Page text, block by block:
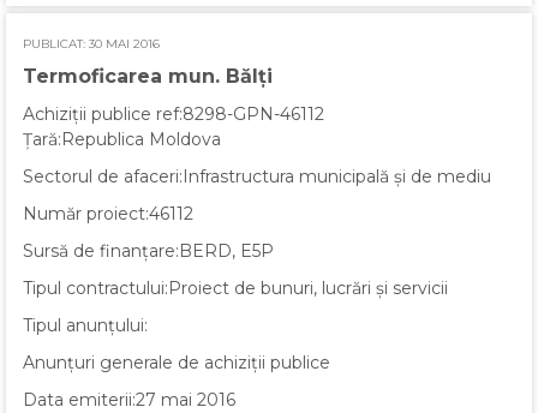
Termoficarea mun. Bălţi
PUBLICAT: 30 MAI 2016
Achiziții publice ref:8298-GPN-46112
Țară:Republica Moldova
Sectorul de afaceri:Infrastructura municipală și de mediu
Număr proiect:46112
Sursă de finanțare:BERD, E5P
Tipul contractului:Proiect de bunuri, lucrări și servicii
Tipul anunțului:
Anunțuri generale de achiziții publice
Data emiterii:27 mai 2016